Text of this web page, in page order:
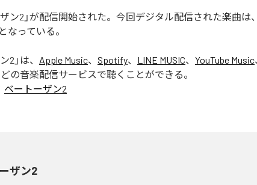
ン2」が配信開始された。今回デジタル配信された楽曲は
なっている。
2 」は、 Apple Music、 Spotify、 LINE MUSIC、 YouTube Music
の音楽配信サービスで聴くことができる。
ベートーザン2
ザン2